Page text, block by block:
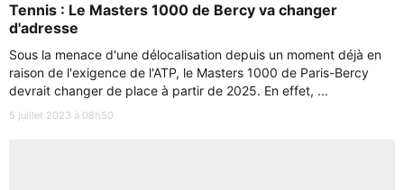
Tennis : Le Masters 1000 de Bercy va changer
d'adresse
Sous la menace d'une délocalisation depuis un moment déjà en
raison de l'exigence de l'ATP, le Masters 1000 de Paris-Bercy
devrait changer de place à partir de 2025. En effet, ...
5 juillet 2023 à 08h50